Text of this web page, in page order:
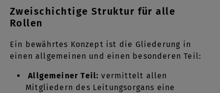
Zweischichtige Struktur für alle
Rollen
Ein bewährtes Konzept ist die Gliederung in
einen allgemeinen und einen besonderen Teil:
Allgemeiner Teil: vermittelt allen
Mitgliedern des Leitungsorgans eine